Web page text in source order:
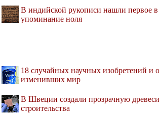
В индийской рукописи нашли первое в
упоминание ноля
18 случайных научных изобретений и
изменивших мир
В Швеции создали прозрачную
строительства